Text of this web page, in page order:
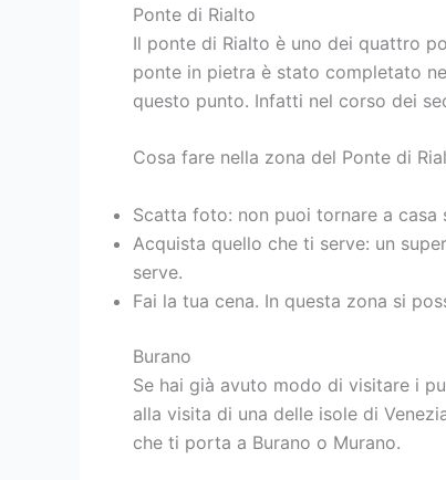
Ponte di Rialto
Il ponte di Rialto è uno dei quattro
ponte in pietra è stato completato
questo punto. Infatti nel corso dei
Cosa fare nella zona del Ponte di
Scatta foto: non puoi tornare a
Acquista quello che ti serve: un
serve.
Fai la tua cena. In questa zona si
Burano
Se hai già avuto modo di visitare i
alla visita di una delle isole di
che ti porta a Burano o Murano.